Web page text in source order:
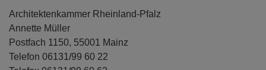
Architektenkammer Rheinland-Pfalz
Annette Müller
Postfach 1150, 55001 Mainz
Telefon 06131/99 60 22